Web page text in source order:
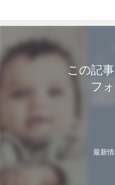
この記
フ
最新